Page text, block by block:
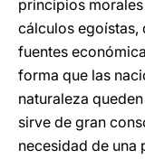
principios
cálculos egoístas,
fuentes
forma que las
naturaleza
sirve de gran
necesidad de una